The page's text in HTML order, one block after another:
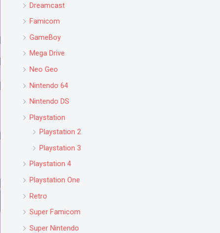
Dreamcast
Famicom
GameBoy
Mega Drive
Neo Geo
Nintendo 64
Nintendo DS
Playstation
Playstation 2
Playstation 3
Playstation 4
Playstation One
Retro
Super Famicom
Super Nintendo